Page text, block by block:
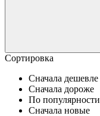
Сортировка
Сначала дешевле
Сначала дороже
По популярности
Сначала новые